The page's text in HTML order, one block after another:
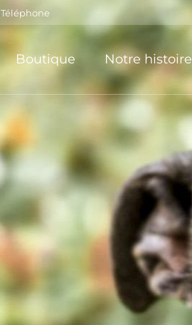
Téléphone
Boutique Notre histoire